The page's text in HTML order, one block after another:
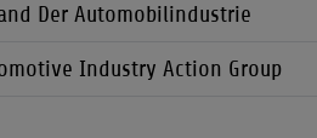
Der Automobilindustrie
Industry Action Group